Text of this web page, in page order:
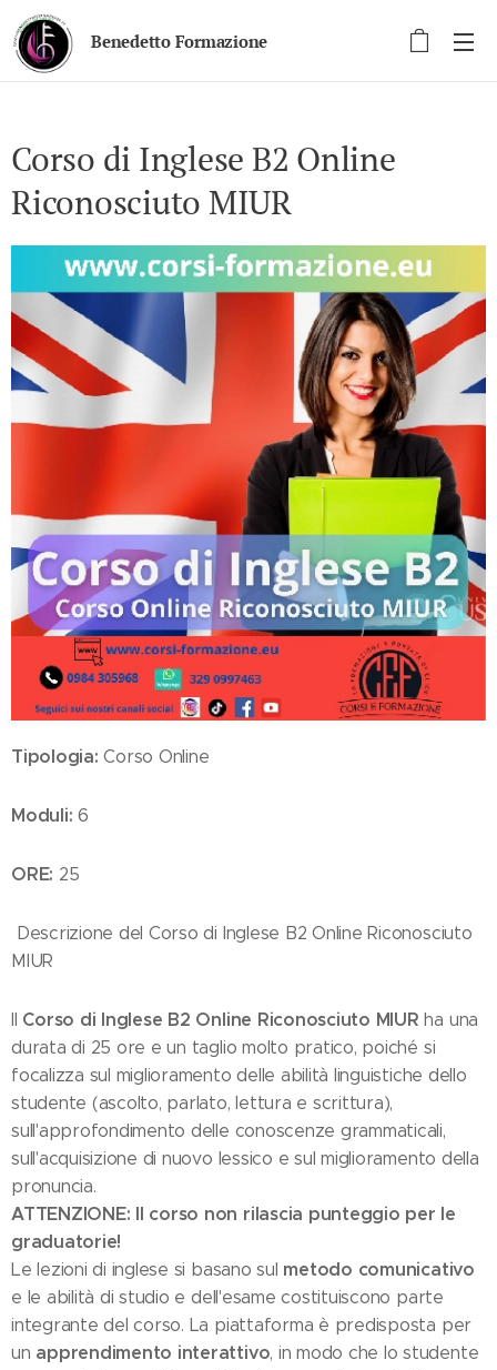
Benedetto Formazione
Corso di Inglese B2 Online
Riconosciuto MIUR
Tipologia:Corso Online
Moduli:6
ORE: 25
Descrizione del Corso di Inglese B2 Online Riconosciuto
MIUR
Il Corso di Inglese B2 Online Riconosciuto MIUR ha una
durata di 25 ore e un taglio molto pratico, poiché si
focalizza sul miglioramento delle abilità linguistiche dello
studente (ascolto, parlato, lettura e scrittura),
sull'approfondimento delle conoscenze grammaticali,
sull'acquisizione di nuovo lessico e sul miglioramento della
pronuncia.
ATTENZIONE: Il corso non rilascia punteggio per le
graduatorie!
Le lezioni di inglese si basano sul metodo comunicativo
e le abilità di studio e dell'esame costituiscono parte
integrante del corso. La piattaforma è predisposta per
un apprendimento interattivo, in modo che lo studente